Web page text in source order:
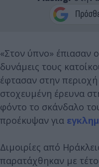
«Στον ύπνο» έπιασαν
δυνάμεις τους
έφτασαν στην περιοχή
στοχευμένη έρευνα
φόντο το σκάνδαλο
προέκυψαν για
Διμοιρίες από
παρατάχθηκαν με